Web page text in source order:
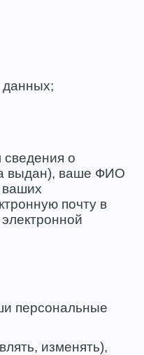
данных;
сведения о
выдан), ваше ФИО
ваших
почту в
персональные
изменять),